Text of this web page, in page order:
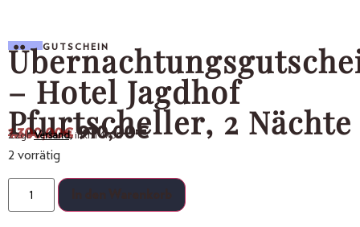
GUTSCHEIN
– Hotel Jagdhof
Pfurtscheller, 2 Nächte
1.300,00€ 910,00€
Zzgl.Versand,inkl. MwSt.
2 vorrätig